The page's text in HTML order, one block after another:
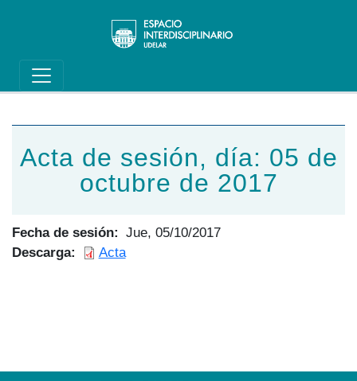
Main navigation
Acta de sesión, día: 05 de
octubre de 2017
Fecha de sesión
Jue, 05/10/2017
Descarga
Acta